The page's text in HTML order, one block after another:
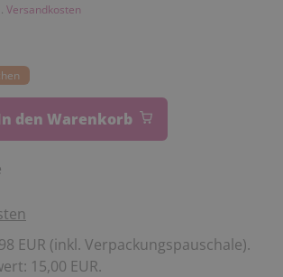
Versandkosten
den Warenkorb
EUR (inkl. Verpackungspauschale).
15,00 EUR.